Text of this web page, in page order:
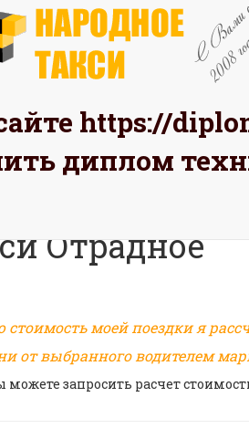
https://
диплом
Отрадное
стоимость моей поездки я
от выбранного водителем
запросить расчет